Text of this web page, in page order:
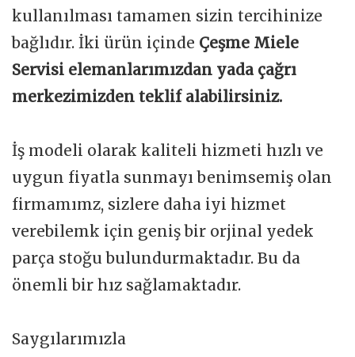
kullanılması tamamen sizin tercihinize
bağlıdır. İki ürün içinde Çeşme Miele
Servisi elemanlarımızdan yada çağrı
merkezimizden teklif alabilirsiniz.
İş modeli olarak kaliteli hizmeti hızlı ve
uygun fiyatla sunmayı benimsemiş olan
firmamımz, sizlere daha iyi hizmet
verebilemk için geniş bir orjinal yedek
parça stoğu bulundurmaktadır. Bu da
önemli bir hız sağlamaktadır.
Saygılarımızla